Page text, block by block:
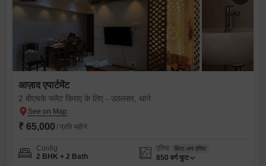
आज़ाद एपार्टमेंट
2 बीएचके फ्लैट किराए के लिए - उठलसर, थाने
₹ 65,000 / प्रति महीने
Config
2 BHK + 2 Bath
एरिया बिल्ट-अप एरिया
850 वर्ग फुट